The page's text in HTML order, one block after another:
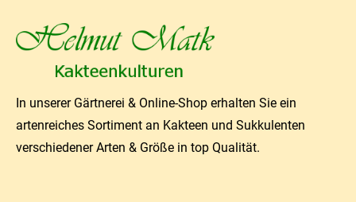
In unserer Gärtnerei & Online-Shop erhalten Sie ein
artenreiches Sortiment an Kakteen und Sukkulenten
verschiedener Arten & Größe in top Qualität.